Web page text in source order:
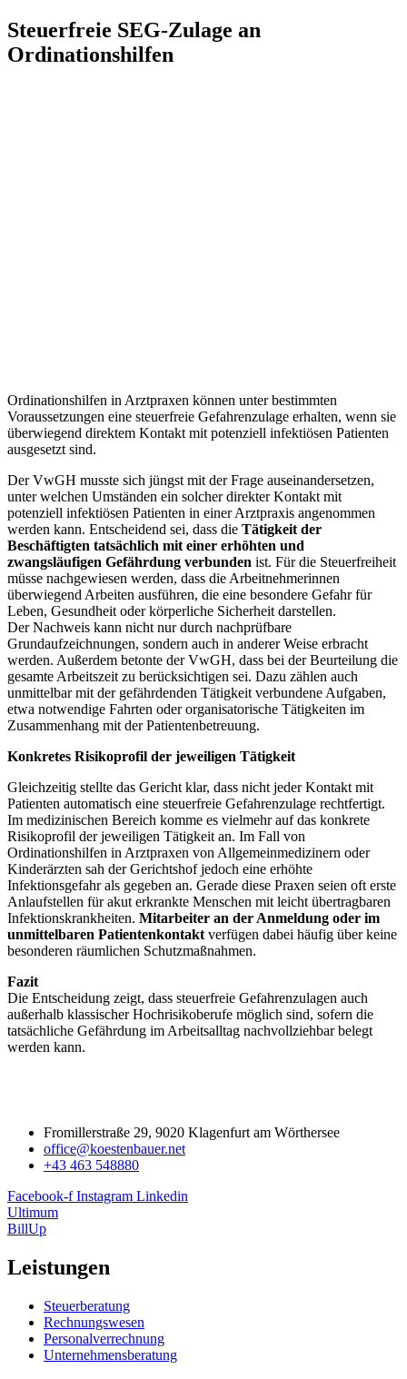
Zum
Inhalt
springen
Steuerfreie SEG-Zulage an
Ordinationshilfen
Ordinationshilfen in Arztpraxen können unter bestimmten
Voraussetzungen eine steuerfreie Gefahrenzulage erhalten, wenn sie
überwiegend direktem Kontakt mit potenziell infektiösen Patienten
ausgesetzt sind.
Der VwGH musste sich jüngst mit der Frage auseinandersetzen,
unter welchen Umständen ein solcher direkter Kontakt mit
potenziell infektiösen Patienten in einer Arztpraxis angenommen
werden kann. Entscheidend sei, dass die Tätigkeit der
Beschäftigten tatsächlich mit einer erhöhten und
zwangsläufigen Gefährdung verbunden ist. Für die Steuerfreiheit
müsse nachgewiesen werden, dass die Arbeitnehmerinnen
überwiegend Arbeiten ausführen, die eine besondere Gefahr für
Leben, Gesundheit oder körperliche Sicherheit darstellen.
Der Nachweis kann nicht nur durch nachprüfbare
Grundaufzeichnungen, sondern auch in anderer Weise erbracht
werden. Außerdem betonte der VwGH, dass bei der Beurteilung die
gesamte Arbeitszeit zu berücksichtigen sei. Dazu zählen auch
unmittelbar mit der gefährdenden Tätigkeit verbundene Aufgaben,
etwa notwendige Fahrten oder organisatorische Tätigkeiten im
Zusammenhang mit der Patientenbetreuung.
Konkretes Risikoprofil der jeweiligen Tätigkeit
Gleichzeitig stellte das Gericht klar, dass nicht jeder Kontakt mit
Patienten automatisch eine steuerfreie Gefahrenzulage rechtfertigt.
Im medizinischen Bereich komme es vielmehr auf das konkrete
Risikoprofil der jeweiligen Tätigkeit an. Im Fall von
Ordinationshilfen in Arztpraxen von Allgemeinmedizinern oder
Kinderärzten sah der Gerichtshof jedoch eine erhöhte
Infektionsgefahr als gegeben an. Gerade diese Praxen seien oft erste
Anlaufstellen für akut erkrankte Menschen mit leicht übertragbaren
Infektionskrankheiten. Mitarbeiter an der Anmeldung oder im
unmittelbaren Patientenkontakt verfügen dabei häufig über keine
besonderen räumlichen Schutzmaßnahmen.
Fazit
Die Entscheidung zeigt, dass steuerfreie Gefahrenzulagen auch
außerhalb klassischer Hochrisikoberufe möglich sind, sofern die
tatsächliche Gefährdung im Arbeitsalltag nachvollziehbar belegt
werden kann.
Fromillerstraße 29, 9020 Klagenfurt am Wörthersee
office@koestenbauer.net
+43 463 548880
Facebook-f Instagram Linkedin
Ultimum
BillUp
Leistungen
Steuerberatung
Rechnungswesen
Personalverrechnung
Unternehmensberatung